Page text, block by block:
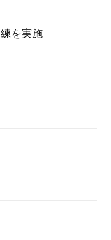
を実施